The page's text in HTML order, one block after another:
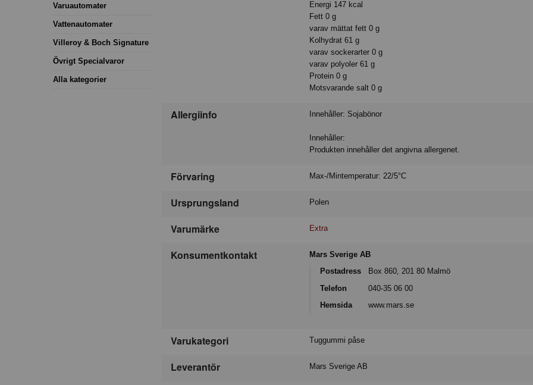
Varuautomater
Vattenautomater
Villeroy & Boch Signature
Övrigt Specialvaror
Alla kategorier
Energi 147 kcal
Fett 0 g
varav mättat fett 0 g
Kolhydrat 61 g
varav sockerarter 0 g
varav polyoler 61 g
Protein 0 g
Motsvarande salt 0 g
Allergiinfo Innehåller: Sojabönor
Innehåller:
Produkten innehåller det angivna allergenet.
Förvaring Max-/Mintemperatur: 22/5°C
Ursprungsland Polen
Varumärke Extra
Konsumentkontakt
Mars Sverige AB
Postadress
Box 860, 201 80 Malmö
Telefon
040-35 06 00
Hemsida
www.mars.se
Varukategori Tuggummi påse
Leverantör Mars Sverige AB